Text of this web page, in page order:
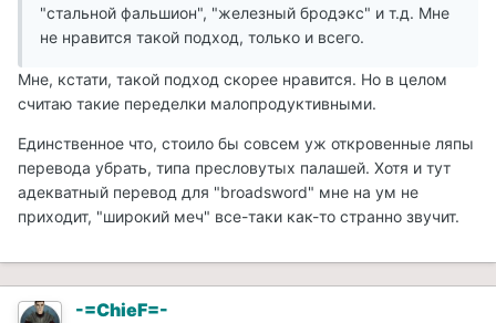
"стальной фальшион", "железный бродэкс" и т.д. Мне
не нравится такой подход, только и всего.
Мне, кстати, такой подход скорее нравится. Но в целом
считаю такие переделки малопродуктивными.
Единственное что, стоило бы совсем уж откровенные ляпы
перевода убрать, типа пресловутых палашей. Хотя и тут
адекватный перевод для "broadsword" мне на ум не
приходит, "широкий меч" все-таки как-то странно звучит.
-=ChieF=-